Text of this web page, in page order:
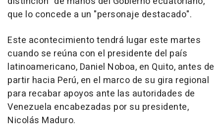
que lo concede a un "personaje destacado".
Este acontecimiento tendrá lugar este martes
cuando se reúna con el presidente del país
latinoamericano, Daniel Noboa, en Quito, antes de
partir hacia Perú, en el marco de su gira regional
para recabar apoyos ante las autoridades de
Venezuela encabezadas por su presidente,
Nicolás Maduro.